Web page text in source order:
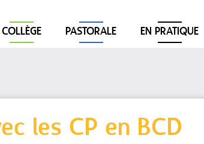
COLLÈGE PASTORALE EN PRATIQUE
les CP en BCD